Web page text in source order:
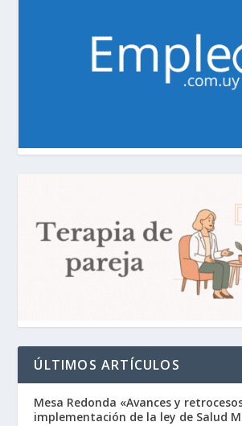
ÚLTIMOS ARTÍCULOS
Mesa Redonda «Avances y
implementación de la ley de Salud